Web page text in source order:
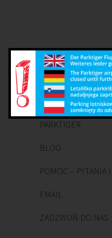
PARKTIGER
BLOG
POMOC – PYTANIA
EMAIL
ZADZWOŃ DO NAS